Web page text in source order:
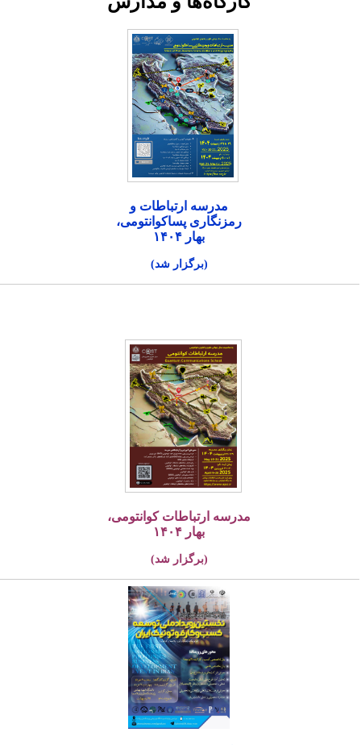
مدرسه ارتباطات و
رمزنگاری پساکوانتومی،
بهار ۱۴۰۴
(برگزار شد)
مدرسه ارتباطات کوانتومی،
بهار ۱۴۰۴
(برگزار شد)